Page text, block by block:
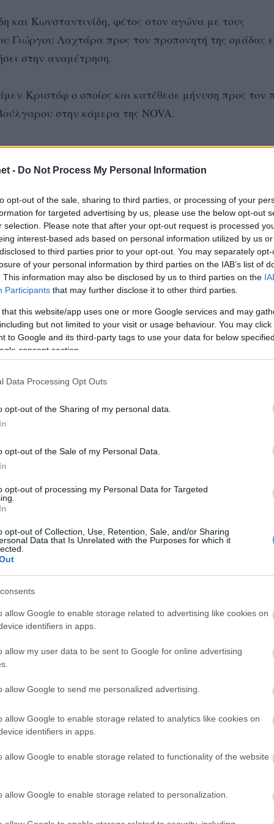
- Do Not Process My Personal Information
opt-out of the sale, sharing to third parties, or processing of your
for targeted advertising by us, please use the below opt-out
selection. Please note that after your opt-out request is processed
interest-based ads based on personal information utilized by us
to third parties prior to your opt-out. You may separately
of your personal information by third parties on the IAB’s list of
This information may also be disclosed by us to third parties on the
Participants that may further disclose it to other third parties.
that this website/app uses one or more Google services and may
but not limited to your visit or usage behaviour. You may
to Google and its third-party tags to use your data for below
consent section.
Data Processing Opt Outs
opt-out of the Sharing of my personal data.
opt-out of the Sale of my Personal Data.
opt-out of processing my Personal Data for Targeted
opt-out of Collection, Use, Retention, Sale, and/or Sharing
Data that Is Unrelated with the Purposes for which it
allow Google to enable storage related to advertising like cookies on
identifiers in apps.
allow my user data to be sent to Google for online advertising
allow Google to send me personalized advertising.
allow Google to enable storage related to analytics like cookies on
identifiers in apps.
allow Google to enable storage related to functionality of the website
allow Google to enable storage related to personalization.
και Κωνσταντινίδη, φέτος στον αγώνα με τους
Γιώργου Λαχτάρα προς τον προπονητή της ομάδας
στην αναμέτρηση.
Κριστόφ ο οποίος και κατέθεσε μήνυση προς τον
στην κάμερα της NOVA.
Γκιζάνης σε απευθείας τηλεφωνική σύνδεση που
προχθές στο περιθώριο του αγώνα με τον Άρη
τα γεγονότα.
γεγονός για την πόλη μας. Πρώτη φορά συναντώ
Από εκεί και μετά τον πρώτο λόγω μέσα
τα όσα έγιναν. Ο αθλητισμός στο μυαλό
και αυτά που έγιναν δεν συνάδουν με αυτόν”
το γεγονός ο αθλητής δεν βρίσκεται στην ομάδα.
και άλλες φορές με την συμπεριφορά του για τις
το παιδί του. Αυτός όμως ο τρόπος δεν είναι ο
τον δρόμο του στην Δικαιοσύνη”.
Κριστόφ για την ομάδα, ο ισχυρός άνδρας του Α.Ο.
αφού κατόπιν συζήτησης που είχε με τον ξένο
ο Γενικός αρχηγός, ο προπονητής και εγώ
ένα θέμα με τα ελληνικά. Μιλά Ελληνικά, αλλά
μπορεί η ομάδα να γίνεται μπ….λο”. Αν θεωρούσε
εμείς θα ανανεώσουμε και για του χρόνου”
του Βασίλη Γκιζάνη και η ομάδα σωθεί κατά 90% η
πάλι στην τεχνική ηγεσία των “πράσινων του
την ομάδα”.
σε άλλα “αγκάθια” της ομάδας, όπως τα
το βάρος χρεών που κουβαλάει η ομάδα αλλά και
τωρινή διοίκηση έχει μάθει πολλά.